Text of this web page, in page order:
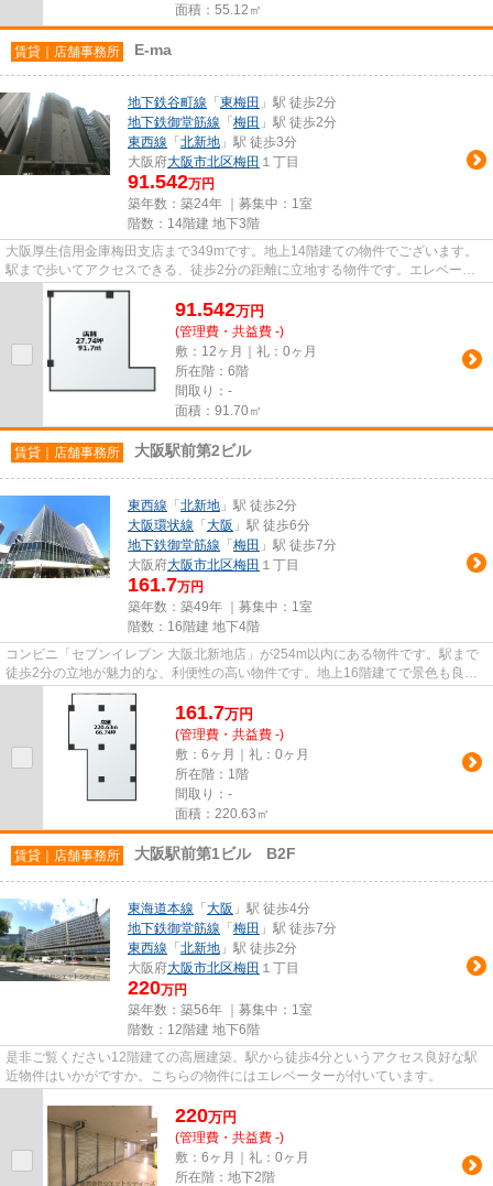
面積：55.12㎡
賃貸｜店舗事務所 E-ma
地下鉄谷町線 「 東梅田 」駅 徒歩2分
地下鉄御堂筋線 「 梅田 」駅 徒歩2分
東西線 「 北新地 」駅 徒歩3分
大阪府大阪市北区梅田 １丁目
91.542万円
築年数：築24年 ｜募集中： 1室
階数：14階建 地下3階
大阪厚生信用金庫梅田支店まで349mです。地上14階建ての物件でございます。
駅まで歩いてアクセスできる、徒歩2分の距離に立地する物件です。エレベータ
ー付き物件です。
91.542万円
(管理費・共益費 -)
敷：12ヶ月｜礼：0ヶ月
所在階：6階
間取り：-
面積：91.70㎡
賃貸｜店舗事務所 大阪駅前第2ビル
東西線 「 北新地 」駅 徒歩2分
大阪環状線 「 大阪 」駅 徒歩6分
地下鉄御堂筋線 「 梅田 」駅 徒歩7分
大阪府大阪市北区梅田 １丁目
161.7万円
築年数：築49年 ｜募集中： 1室
階数：16階建 地下4階
コンビニ「セブンイレブン 大阪北新地店」が254m以内にある物件です。駅まで
徒歩2分の立地が魅力的な、利便性の高い物件です。地上16階建てで景色も良
く、多数のお問い合わせをいただ...
161.7万円
(管理費・共益費 -)
敷：6ヶ月｜礼：0ヶ月
所在階：1階
間取り：-
面積：220.63㎡
賃貸｜店舗事務所 大阪駅前第1ビル B2F
東海道本線 「 大阪 」駅 徒歩4分
地下鉄御堂筋線 「 梅田 」駅 徒歩7分
東西線 「 北新地 」駅 徒歩2分
大阪府大阪市北区梅田 １丁目
220万円
築年数：築56年 ｜募集中： 1室
階数：12階建 地下6階
是非ご覧ください12階建ての高層建築。駅から徒歩4分というアクセス良好な駅
近物件はいかがですか。こちらの物件にはエレベーターが付いています。
220万円
(管理費・共益費 -)
敷：6ヶ月｜礼：0ヶ月
所在階：地下2階